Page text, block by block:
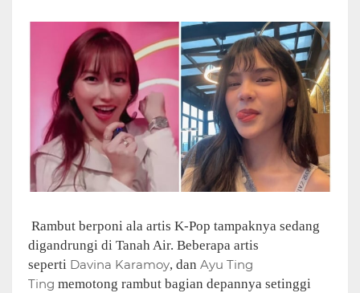
Rambut berponi ala artis K-Pop tampaknya sedang
digandrungi di Tanah Air. Beberapa artis
seperti Davina Karamoy, dan Ayu Ting
Ting memotong rambut bagian depannya setinggi